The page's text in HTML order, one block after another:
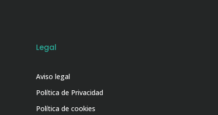
Legal
Aviso legal
Política de Privacidad
Política de cookies